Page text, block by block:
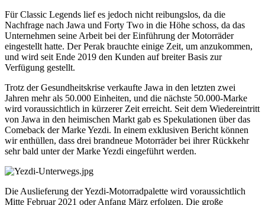
Für Classic Legends lief es jedoch nicht reibungslos, da die
Nachfrage nach Jawa und Forty Two in die Höhe schoss, da das
Unternehmen seine Arbeit bei der Einführung der Motorräder
eingestellt hatte. Der Perak brauchte einige Zeit, um anzukommen,
und wird seit Ende 2019 den Kunden auf breiter Basis zur
Verfügung gestellt.
Trotz der Gesundheitskrise verkaufte Jawa in den letzten zwei
Jahren mehr als 50.000 Einheiten, und die nächste 50.000-Marke
wird voraussichtlich in kürzerer Zeit erreicht. Seit dem Wiedereintritt
von Jawa in den heimischen Markt gab es Spekulationen über das
Comeback der Marke Yezdi. In einem exklusiven Bericht können
wir enthüllen, dass drei brandneue Motorräder bei ihrer Rückkehr
sehr bald unter der Marke Yezdi eingeführt werden.
Die Auslieferung der Yezdi-Motorradpalette wird voraussichtlich
Mitte Februar 2021 oder Anfang März erfolgen. Die große